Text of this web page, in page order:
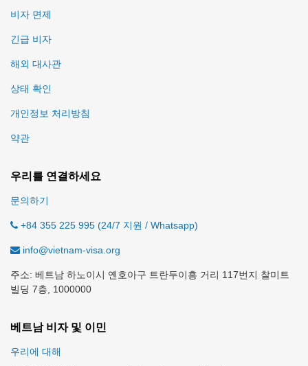
비자 면제
긴급 비자
해외 대사관
상태 확인
개인정보 처리방침
약관
우리를 연결하세요
문의하기
+84 355 225 995 (24/7 지원 / Whatsapp)
info@vietnam-visa.org
주소: 베트남 하노이시 옌호아구 트란두이흥 거리 117번지 찰미트
빌딩 7층, 1000000
베트남 비자 및 이민
우리에 대해